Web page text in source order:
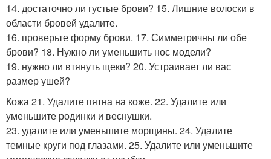
14. достаточно ли густые брови? 15. Лишние волоски в
области бровей удалите.
16. проверьте форму брови. 17. Симметричны ли обе
брови? 18. Нужно ли уменьшить нос модели?
19. нужно ли втянуть щеки? 20. Устраивает ли вас
размер ушей?
Кожа 21. Удалите пятна на коже. 22. Удалите или
уменьшите родинки и веснушки.
23. удалите или уменьшите морщины. 24. Удалите
темные круги под глазами. 25. Удалите или уменьшите